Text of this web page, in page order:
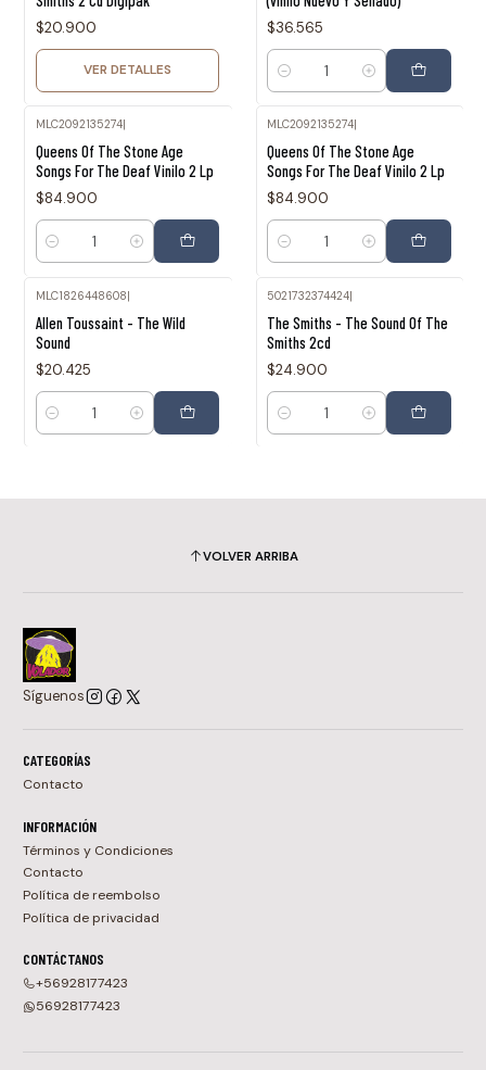
$20.900
VER DETALLES
$36.565
Cantidad
MLC2092135274|
Queens Of The Stone Age
Songs For The Deaf Vinilo 2 Lp
$84.900
Cantidad
MLC2092135274
Queens Of The Stone Age
Songs For The Deaf Vinilo 2 Lp
$84.900
Cantidad
MLC1826448608|
Allen Toussaint - The Wild
Sound
$20.425
Cantidad
5021732374424|
The Smiths - The Sound Of The
Smiths 2cd
$24.900
Cantidad
VOLVER ARRIBA
Síguenos
CATEGORÍAS
Contacto
INFORMACIÓN
Términos y Condiciones
Contacto
Política de reembolso
Política de privacidad
CONTÁCTANOS
+56928177423
56928177423